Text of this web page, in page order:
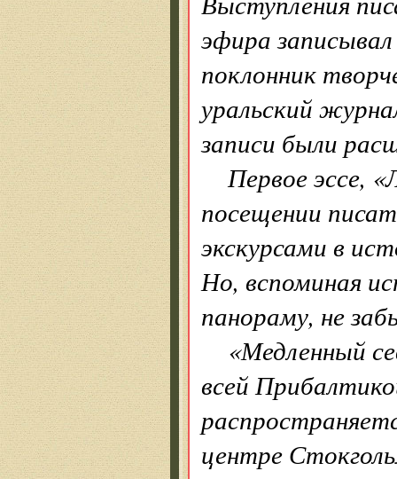
эфира
поклонник
уральский
записи были
Первое эссе,
посещении
экскурсами в
Но, вспоминая
панораму, не
«Медленный
всей
центре